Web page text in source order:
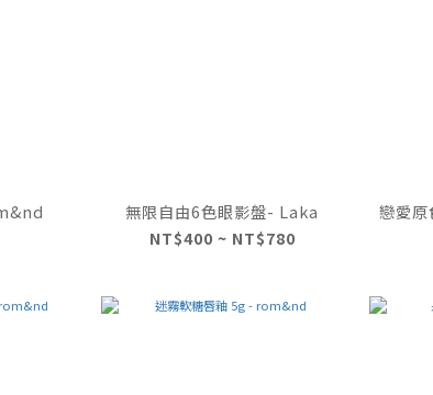
無限自由6色眼影盤- Laka
NT$400 ~ NT$780
戀愛